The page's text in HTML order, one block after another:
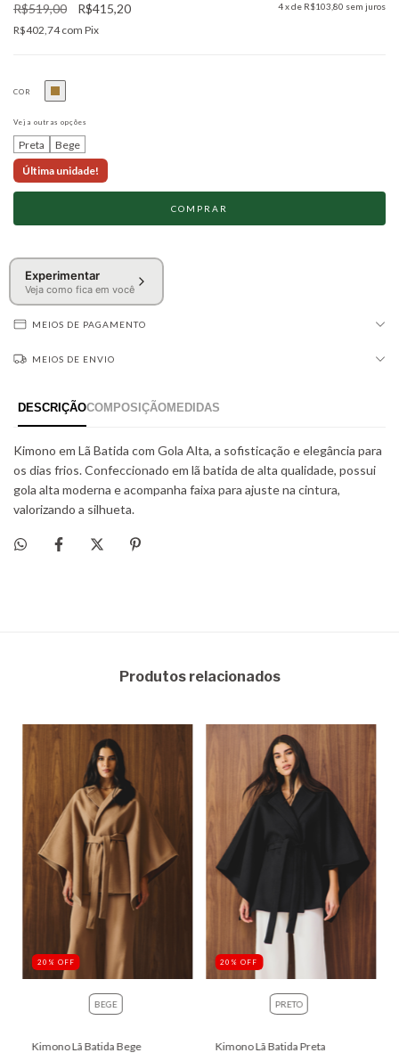
R$519,00 R$415,20 4x de R$103,80 sem juros
R$402,74com Pix
COR
Veja outras opções
Preta
Bege
Última unidade!
Experimentar
Veja como fica em você
MEIOS DE PAGAMENTO
MEIOS DE ENVIO
Produtos relacionados
20 % OFF
BEGE
Kimono Lã Batida Bege
20 %OFF
PRETO
Kimono Lã Batida Preta